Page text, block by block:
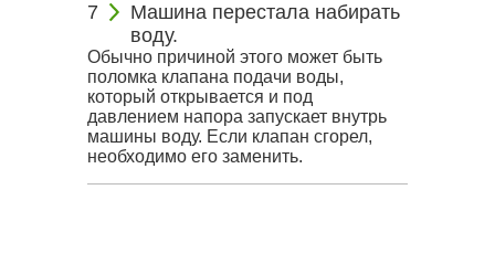
Машина перестала набирать
воду.
Обычно причиной этого может быть
поломка клапана подачи воды,
который открывается и под
давлением напора запускает внутрь
машины воду. Если клапан сгорел,
необходимо его заменить.